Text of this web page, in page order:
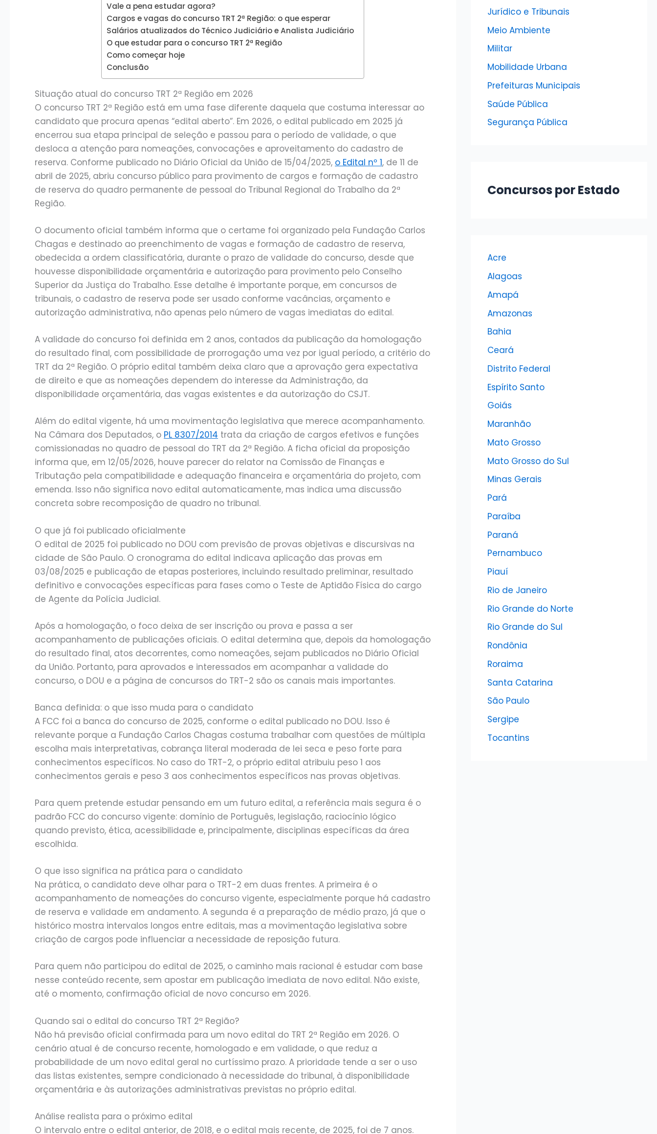
Vale a pena estudar agora?
Cargos e vagas do concurso TRT 2ª Região: o que esperar
Salários atualizados do Técnico Judiciário e Analista Judiciário
O que estudar para o concurso TRT 2ª Região
Como começar hoje
Conclusão
Situação atual do concurso TRT 2ª Região em 2026
O concurso TRT 2ª Região está em uma fase diferente daquela que costuma interessar ao
candidato que procura apenas “edital aberto”. Em 2026, o edital publicado em 2025 já
encerrou sua etapa principal de seleção e passou para o período de validade, o que
desloca a atenção para nomeações, convocações e aproveitamento do cadastro de
reserva. Conforme publicado no Diário Oficial da União de 15/04/2025, o Edital nº 1, de 11 de
abril de 2025, abriu concurso público para provimento de cargos e formação de cadastro
de reserva do quadro permanente de pessoal do Tribunal Regional do Trabalho da 2ª
Região.
O documento oficial também informa que o certame foi organizado pela Fundação Carlos
Chagas e destinado ao preenchimento de vagas e formação de cadastro de reserva,
obedecida a ordem classificatória, durante o prazo de validade do concurso, desde que
houvesse disponibilidade orçamentária e autorização para provimento pelo Conselho
Superior da Justiça do Trabalho. Esse detalhe é importante porque, em concursos de
tribunais, o cadastro de reserva pode ser usado conforme vacâncias, orçamento e
autorização administrativa, não apenas pelo número de vagas imediatas do edital.
A validade do concurso foi definida em 2 anos, contados da publicação da homologação
do resultado final, com possibilidade de prorrogação uma vez por igual período, a critério do
TRT da 2ª Região. O próprio edital também deixa claro que a aprovação gera expectativa
de direito e que as nomeações dependem do interesse da Administração, da
disponibilidade orçamentária, das vagas existentes e da autorização do CSJT.
Além do edital vigente, há uma movimentação legislativa que merece acompanhamento.
Na Câmara dos Deputados, o PL 8307/2014 trata da criação de cargos efetivos e funções
comissionadas no quadro de pessoal do TRT da 2ª Região. A ficha oficial da proposição
informa que, em 12/05/2026, houve parecer do relator na Comissão de Finanças e
Tributação pela compatibilidade e adequação financeira e orçamentária do projeto, com
emenda. Isso não significa novo edital automaticamente, mas indica uma discussão
concreta sobre recomposição de quadro no tribunal.
O que já foi publicado oficialmente
O edital de 2025 foi publicado no DOU com previsão de provas objetivas e discursivas na
cidade de São Paulo. O cronograma do edital indicava aplicação das provas em
03/08/2025 e publicação de etapas posteriores, incluindo resultado preliminar, resultado
definitivo e convocações específicas para fases como o Teste de Aptidão Física do cargo
de Agente da Polícia Judicial.
Após a homologação, o foco deixa de ser inscrição ou prova e passa a ser
acompanhamento de publicações oficiais. O edital determina que, depois da homologação
do resultado final, atos decorrentes, como nomeações, sejam publicados no Diário Oficial
da União. Portanto, para aprovados e interessados em acompanhar a validade do
concurso, o DOU e a página de concursos do TRT-2 são os canais mais importantes.
Banca definida: o que isso muda para o candidato
A FCC foi a banca do concurso de 2025, conforme o edital publicado no DOU. Isso é
relevante porque a Fundação Carlos Chagas costuma trabalhar com questões de múltipla
escolha mais interpretativas, cobrança literal moderada de lei seca e peso forte para
conhecimentos específicos. No caso do TRT-2, o próprio edital atribuiu peso 1 aos
conhecimentos gerais e peso 3 aos conhecimentos específicos nas provas objetivas.
Para quem pretende estudar pensando em um futuro edital, a referência mais segura é o
padrão FCC do concurso vigente: domínio de Português, legislação, raciocínio lógico
quando previsto, ética, acessibilidade e, principalmente, disciplinas específicas da área
escolhida.
O que isso significa na prática para o candidato
Na prática, o candidato deve olhar para o TRT-2 em duas frentes. A primeira é o
acompanhamento de nomeações do concurso vigente, especialmente porque há cadastro
de reserva e validade em andamento. A segunda é a preparação de médio prazo, já que o
histórico mostra intervalos longos entre editais, mas a movimentação legislativa sobre
criação de cargos pode influenciar a necessidade de reposição futura.
Para quem não participou do edital de 2025, o caminho mais racional é estudar com base
nesse conteúdo recente, sem apostar em publicação imediata de novo edital. Não existe,
até o momento, confirmação oficial de novo concurso em 2026.
Quando sai o edital do concurso TRT 2ª Região?
Não há previsão oficial confirmada para um novo edital do TRT 2ª Região em 2026. O
cenário atual é de concurso recente, homologado e em validade, o que reduz a
probabilidade de um novo edital geral no curtíssimo prazo. A prioridade tende a ser o uso
das listas existentes, sempre condicionado à necessidade do tribunal, à disponibilidade
orçamentária e às autorizações administrativas previstas no próprio edital.
Análise realista para o próximo edital
O intervalo entre o edital anterior, de 2018, e o edital mais recente, de 2025, foi de 7 anos.
Jurídico e Tribunais
Meio Ambiente
Militar
Mobilidade Urbana
Prefeituras Municipais
Saúde Pública
Segurança Pública
Concursos por Estado
Acre
Alagoas
Amapá
Amazonas
Bahia
Ceará
Distrito Federal
Espírito Santo
Goiás
Maranhão
Mato Grosso
Mato Grosso do Sul
Minas Gerais
Pará
Paraíba
Paraná
Pernambuco
Piauí
Rio de Janeiro
Rio Grande do Norte
Rio Grande do Sul
Rondônia
Roraima
Santa Catarina
São Paulo
Sergipe
Tocantins